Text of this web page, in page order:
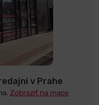
v Prahe
Zobraziť na mape